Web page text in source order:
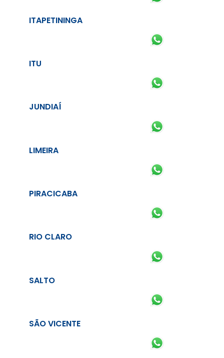
ITAPETININGA
ITU
JUNDIAÍ
LIMEIRA
PIRACICABA
RIO CLARO
SALTO
SÃO VICENTE